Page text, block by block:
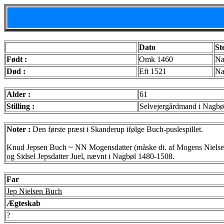
Dato
Født :
Omk 1460
Død :
Eft 1521
Alder :
61
Stilling :
Selvejergårdmand i
Noter : Den første præst i Skanderup ifølge Buch-puslespillet.
Knud Jepsen Buch ~ NN Mogensdatter (måske dt. af Mogens
og Sidsel Jepsdatter Juel, nævnt i Nagbøl 1480-1508.
Far
Jep Nielsen Buch
Ægteskab
?